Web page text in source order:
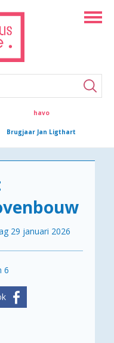
havo
Brugjaar Jan Ligthart
29 januari 2026
6